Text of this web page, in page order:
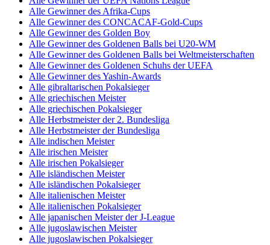
Alle Gewinner des Afrika-Cups
Alle Gewinner des CONCACAF-Gold-Cups
Alle Gewinner des Golden Boy
Alle Gewinner des Goldenen Balls bei U20-WM
Alle Gewinner des Goldenen Balls bei Weltmeisterschaften
Alle Gewinner des Goldenen Schuhs der UEFA
Alle Gewinner des Yashin-Awards
Alle gibraltarischen Pokalsieger
Alle griechischen Meister
Alle griechischen Pokalsieger
Alle Herbstmeister der 2. Bundesliga
Alle Herbstmeister der Bundesliga
Alle indischen Meister
Alle irischen Meister
Alle irischen Pokalsieger
Alle isländischen Meister
Alle isländischen Pokalsieger
Alle italienischen Meister
Alle italienischen Pokalsieger
Alle japanischen Meister der J-League
Alle jugoslawischen Meister
Alle jugoslawischen Pokalsieger